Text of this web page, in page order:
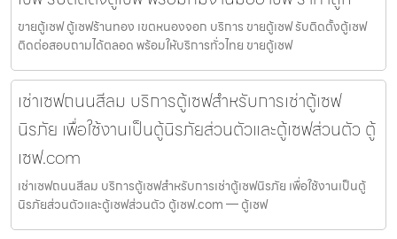
ขายตู้เซฟ ตู้เซฟร้านทอง เขตหนองจอก บริการ ขายตู้เซฟ รับติดตั้งตู้เซฟ
ติดต่อสอบถามได้ตลอด พร้อมให้บริการทั่วไทย ขายตู้เซฟ
เช่าเซฟถนนสีลม บริการตู้เซฟสำหรับการเช่าตู้เซฟ
นิรภัย เพื่อใช้งานเป็นตู้นิรภัยส่วนตัวและตู้เซฟส่วนตัว ตู้
เซฟ.com
เช่าเซฟถนนสีลม บริการตู้เซฟสำหรับการเช่าตู้เซฟนิรภัย เพื่อใช้งานเป็นตู้
นิรภัยส่วนตัวและตู้เซฟส่วนตัว ตู้เซฟ.com — ตู้เซฟ